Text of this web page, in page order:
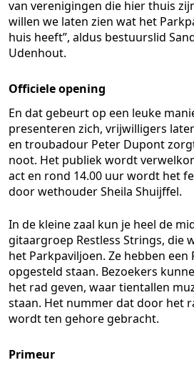
van verenigingen die hier thuis
willen we laten zien wat het
huis heeft”, aldus bestuurslid
Udenhout.
Officiele opening
En dat gebeurt op een leuke
presenteren zich, vrijwilligers
en troubadour Peter Dupont
noot. Het publiek wordt
act en rond 14.00 uur wordt het
door wethouder Sheila Shuijffel.
In de kleine zaal kun je heel de
gitaargroep Restless Strings, die
het Parkpaviljoen. Ze hebben een
opgesteld staan. Bezoekers
het rad geven, waar tientallen
staan. Het nummer dat door het
wordt ten gehore gebracht.
Primeur